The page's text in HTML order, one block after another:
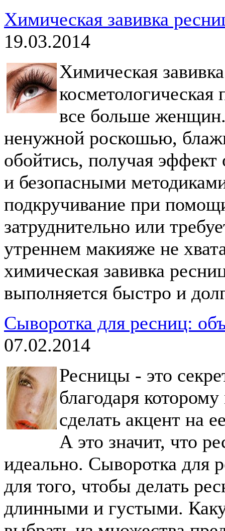
Химическая завивка
19.03.2014
Химическая
косметологическая
все больше
ненужной роскошью,
обойтись, получая
и безопасными
подкручивание при
затруднительно или
утреннем макияже не
химическая завивка
выполняется быстро и
Cыворотка для ресниц:
07.02.2014
Ресницы - это
благодаря
сделать акцент на
А это значит, что
идеально. Сыворотка для
для того, чтобы делать
длинными и густыми.